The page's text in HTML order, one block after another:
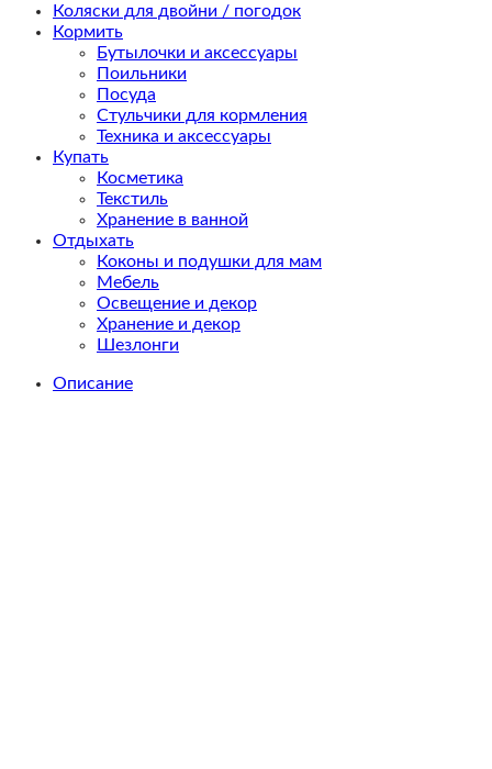
Коляски для двойни / погодок
Кормить
Бутылочки и аксессуары
Поильники
Посуда
Стульчики для кормления
Техника и аксессуары
Купать
Косметика
Текстиль
Хранение в ванной
Отдыхать
Коконы и подушки для мам
Мебель
Освещение и декор
Хранение и декор
Шезлонги
Описание